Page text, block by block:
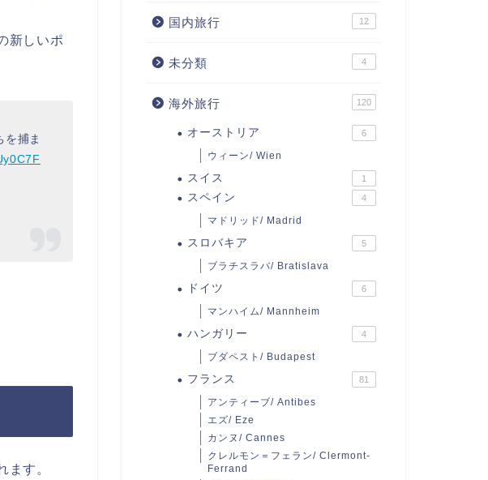
新しいポ
を捕ま
ます。
国内旅行 12
未分類 4
海外旅行 120
オーストリア 6
ウィーン/ Wien
スイス 1
スペイン 4
マドリッド/ Madrid
スロバキア 5
ブラチスラバ/ Bratislava
ドイツ 6
マンハイム/ Mannheim
ハンガリー 4
ブダペスト/ Budapest
フランス 81
アンティーブ/ Antibes
エズ/ Eze
カンヌ/ Cannes
クレルモン＝フェラン/ Clermont-
Ferrand